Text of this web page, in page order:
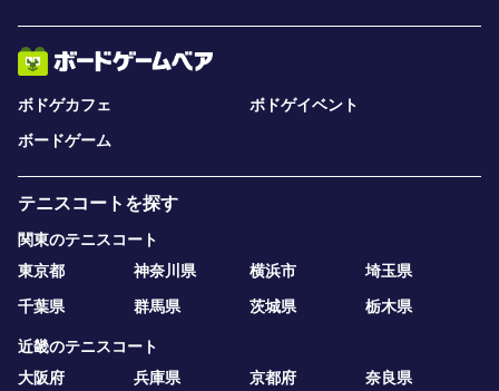
ボドゲカフェ
ボドゲイベント
ボードゲーム
テニスコートを探す
関東のテニスコート
東京都
神奈川県 横浜市
埼玉県
千葉県
群馬県 茨城県 栃木県
近畿のテニスコート
大阪府
兵庫県 京都府
奈良県